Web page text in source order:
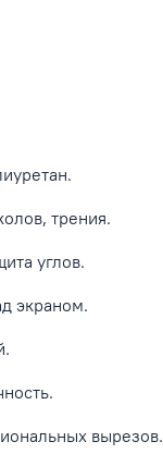
трения.
углов.
экраном.
вырезов.